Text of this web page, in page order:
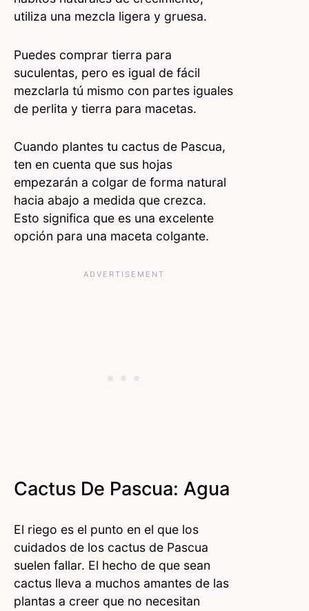
utiliza una mezcla ligera y gruesa.
Puedes comprar tierra para
suculentas, pero es igual de fácil
mezclarla tú mismo con partes iguales
de perlita y tierra para macetas.
Cuando plantes tu cactus de Pascua,
ten en cuenta que sus hojas
empezarán a colgar de forma natural
hacia abajo a medida que crezca.
Esto significa que es una excelente
opción para una maceta colgante.
Cactus De Pascua: Agua
El riego es el punto en el que los
cuidados de los cactus de Pascua
suelen fallar. El hecho de que sean
cactus lleva a muchos amantes de las
plantas a creer que no necesitan